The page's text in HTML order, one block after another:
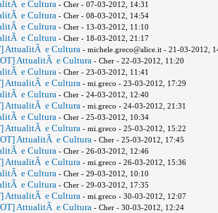
e Cultura - Cher - 07-03-2012, 14:31
e Cultura - Cher - 08-03-2012, 14:54
e Cultura - Cher - 13-03-2012, 11:10
e Cultura - Cher - 18-03-2012, 21:17
AttualitÃ e Cultura - michele.greco@alice.it - 21-03-2012,
AttualitÃ e Cultura - Cher - 22-03-2012, 11:20
e Cultura - Cher - 23-03-2012, 11:41
AttualitÃ e Cultura - mi.greco - 23-03-2012, 17:29
e Cultura - Cher - 24-03-2012, 12:40
AttualitÃ e Cultura - mi.greco - 24-03-2012, 21:31
e Cultura - Cher - 25-03-2012, 10:34
AttualitÃ e Cultura - mi.greco - 25-03-2012, 15:22
AttualitÃ e Cultura - Cher - 25-03-2012, 17:45
e Cultura - Cher - 26-03-2012, 12:46
AttualitÃ e Cultura - mi.greco - 26-03-2012, 15:36
e Cultura - Cher - 29-03-2012, 10:10
e Cultura - Cher - 29-03-2012, 17:35
AttualitÃ e Cultura - mi.greco - 30-03-2012, 12:07
AttualitÃ e Cultura - Cher - 30-03-2012, 12:24